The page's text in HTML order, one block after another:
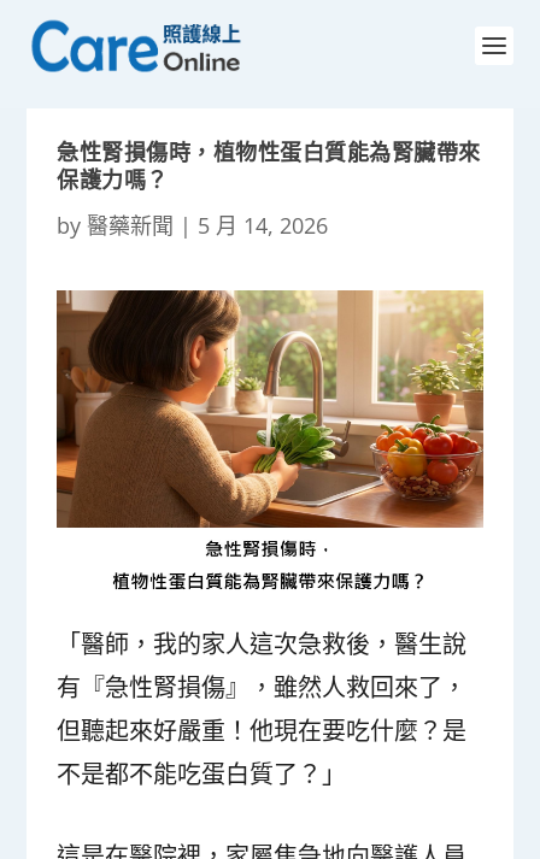
急性腎損傷時，植物性蛋白質能為腎臟帶來
保護力嗎？
by 醫藥新聞 | 5 月 14, 2026
「醫師，我的家人這次急救後，醫生說
有『急性腎損傷』，雖然人救回來了，
但聽起來好嚴重！他現在要吃什麼？是
不是都不能吃蛋白質了？」